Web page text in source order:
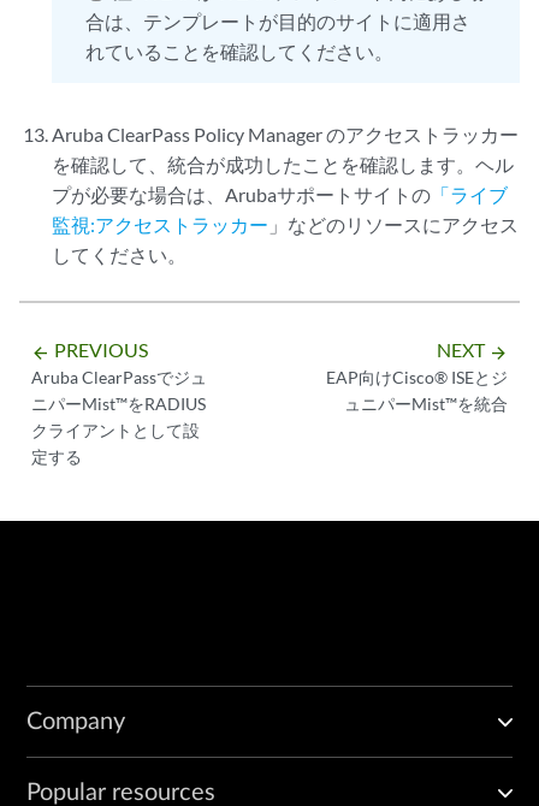
合は、テンプレートが目的のサイトに適用さ
れていることを確認してください。
Aruba ClearPass Policy Manager のアクセストラッカー
を確認して、統合が成功したことを確認します。ヘル
プが必要な場合は、Arubaサポートサイトの 「ライブ
監視:アクセストラッカー 」などのリソースにアクセス
してください。
arrow_backward PREVIOUS
Aruba ClearPassでジュ
ニパーMist™をRADIUS
クライアントとして設
定する
NEXT arrow_forward
EAP向けCisco® ISEとジ
ュニパーMist™を統合
Company
Popular resources